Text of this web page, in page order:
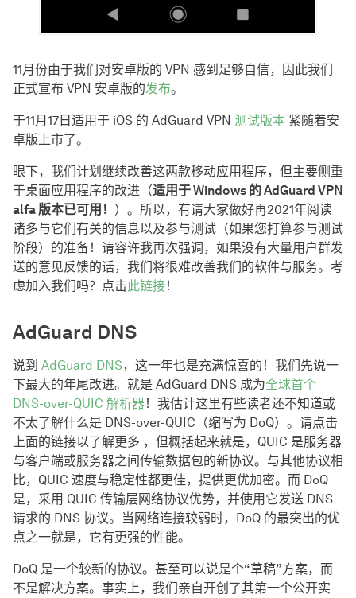
11月份由于我们对安卓版的 VPN 感到足够自信，因此我们
正式宣布 VPN 安卓版的发布。
于11月17日适用于 iOS 的 AdGuard VPN 测试版本 紧随着安
卓版上市了。
眼下，我们计划继续改善这两款移动应用程序，但主要侧重
于桌面应用程序的改进（适用于 Windows 的 AdGuard VPN
alfa 版本已可用！ ）。所以，有请大家做好再2021年阅读
诸多与它们有关的信息以及参与测试（如果您打算参与测试
阶段）的准备！请容许我再次强调，如果没有大量用户群发
送的意见反馈的话，我们将很难改善我们的软件与服务。考
虑加入我们吗？点击此链接！
AdGuard DNS
说到 AdGuard DNS，这一年也是充满惊喜的！我们先说一
下最大的年尾改进。就是 AdGuard DNS 成为全球首个
DNS-over-QUIC 解析器！我估计这里有些读者还不知道或
不太了解什么是 DNS-over-QUIC（缩写为 DoQ）。请点击
上面的链接以了解更多 ，但概括起来就是，QUIC 是服务器
与客户端或服务器之间传输数据包的新协议。与其他协议相
比，QUIC 速度与稳定性都更佳，提供更优加密。而 DoQ
是，采用 QUIC 传输层网络协议优势，并使用它发送 DNS
请求的 DNS 协议。当网络连接较弱时，DoQ 的最突出的优
点之一就是，它有更强的性能。
DoQ 是一个较新的协议。甚至可以说是个“草稿”方案，而
不是解决方案。事实上，我们亲自开创了其第一个公开实